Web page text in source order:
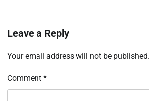
Leave a Reply
Your email address will not be published.
Comment *